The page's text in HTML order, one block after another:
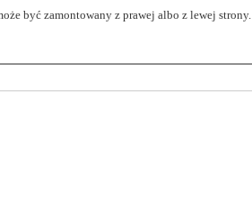
być zamontowany z prawej albo z lewej strony.